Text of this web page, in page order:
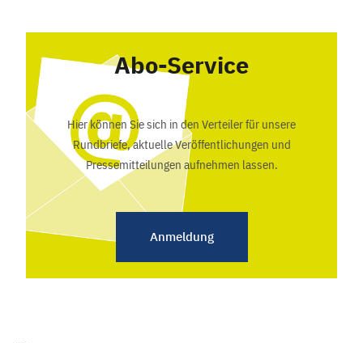
Abo-Service
Hier können Sie sich in den Verteiler für unsere
Rundbriefe, aktuelle Veröffentlichungen und
Pressemitteilungen aufnehmen lassen.
Anmeldung